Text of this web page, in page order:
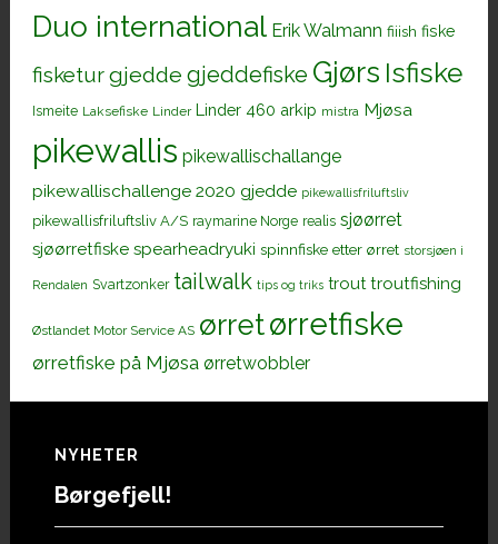
Duo international Erik Walmann fiiish fiske
fisketurgjedde gjeddefiske Gjørs Isfiske
Ismeite Laksefiske Linder Linder 460 arkip mistra Mjøsa
pikewallis pikewallischallange
pikewallischallenge 2020 gjedde pikewallisfriluftsliv
pikewallisfriluftsliv A/S raymarine Norge realis sjøørret
sjøørretfiske spearheadryuki spinnfiske etter ørret storsjøen i
Rendalen Svartzonker tailwalk tips og triks trout troutfishing
Østlandet Motor Service AS ørretørretfiske
ørretfiske på Mjøsa ørretwobbler
Footer
NYHETER
Børgefjell!